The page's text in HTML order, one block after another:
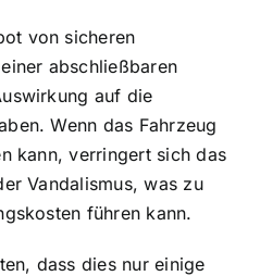
von sicheren
abschließbaren
auf die
Wenn das Fahrzeug
kann, verringert sich das
Vandalismus, was zu
führen kann.
dass dies nur einige